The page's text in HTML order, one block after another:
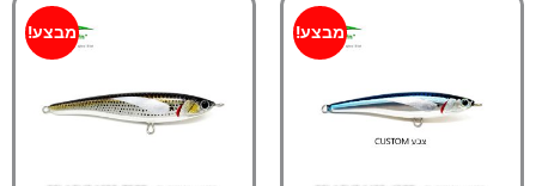
מבצע! מבצע!